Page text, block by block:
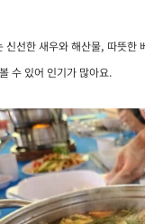
신선한 새우와 해산물, 따뜻한
수 있어 인기가 많아요.